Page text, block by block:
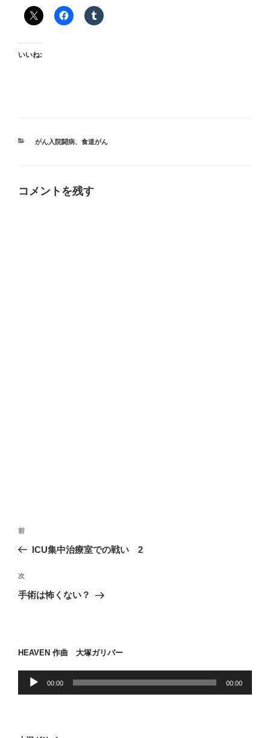
いいね:
カ
がん入院闘病、 食道がん
コメントを残す
投
ナ
ビ
ゲ
ン
前
の
稿
前
ICU集中治療室での戦い 2
次
の
次
手術は怖くない？
HEAVEN 作曲 大塚ガリバー
ー
00:00 00:00